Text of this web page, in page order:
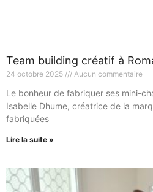
Team building créatif à
24 octobre 2025 Aucun commentaire
Le bonheur de fabriquer ses mini-
Isabelle Dhume, créatrice de la
fabriquées
Lire la suite »